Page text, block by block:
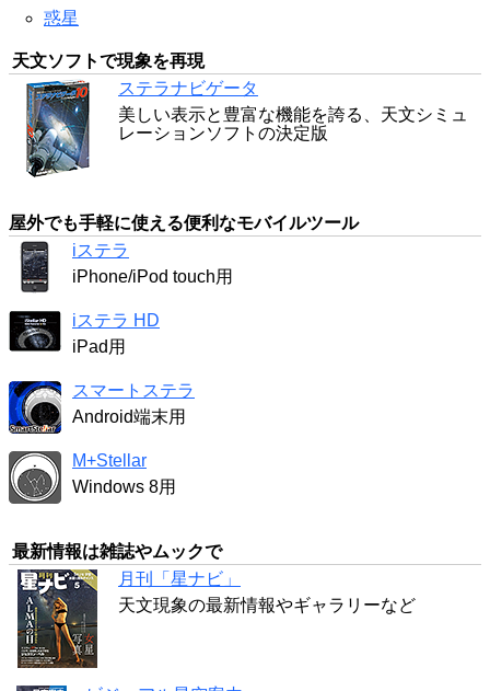
惑星
天文ソフトで現象を再現
ステラナビゲータ
美しい表示と豊富な機能を誇る、天文シミュ
レーションソフトの決定版
屋外でも手軽に使える便利なモバイルツール
iステラ
iPhone/iPod touch用
iステラ HD
iPad用
スマートステラ
Android端末用
M+Stellar
Windows 8用
最新情報は雑誌やムックで
月刊「星ナビ」
天文現象の最新情報やギャラリーなど